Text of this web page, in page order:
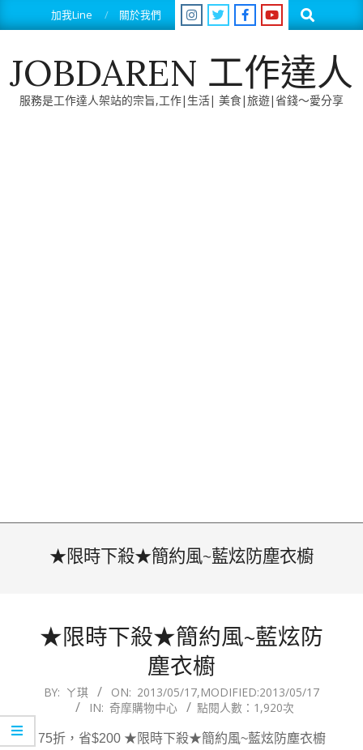
to
加我Line 關於我們 Search
JOBDAREN 工作達人
服務是工作達人架站的宗旨,工作|生活| 美食|旅遊|省錢～愛分享
★限時下殺★簡約風~藍炫防塵衣櫥
★限時下殺★簡約風~藍炫防
塵衣櫥
2013-
17
BY: ㄚ琪 ON: 2013/05/17,MODIFIED:2013/05/17
IN: 奇摩購物中心 點閱人數：1,920次
75折，省$200 ★限時下殺★簡約風~藍炫防塵衣櫥